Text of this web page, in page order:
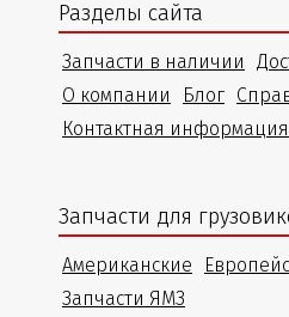
Разделы сайта
Запчасти в наличии
О компании
Блог
Контактная информация
Запчасти для
Американские
Запчасти ЯМЗ